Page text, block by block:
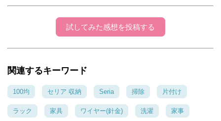
試してみた感想を投稿する
関連するキーワード
100均 セリア 収納 Seria 掃除 片付け
ラック 家具 ワイヤー(針金) 洗濯 家事